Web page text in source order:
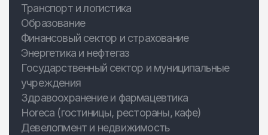
Транспорт и логистика
Образование
Финансовый сектор и страхование
Энергетика и нефтегаз
Государственный сектор и муниципальные
учреждения
Здравоохранение и фармацевтика
Horeca (гостиницы, рестораны, кафе)
Девелопмент и недвижимость